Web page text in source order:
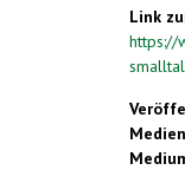
Link
https://